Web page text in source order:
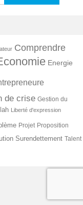
Comprendre
Energie
de crise Gestion du
Liberté d'expression
Projet Proposition
Surendettement Talent